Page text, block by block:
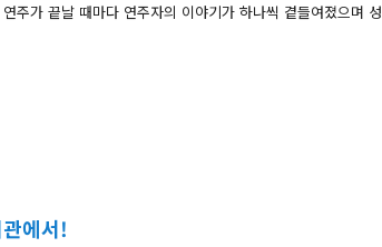
주가 끝날 때마다 연주자의 이야기가 하나씩 곁들여졌으며 성
에서!